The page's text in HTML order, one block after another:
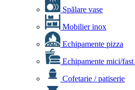
Spălare vase
Mobilier inox
Echipamente pizza
Echipamente mici/
Cofetarie / patiserie